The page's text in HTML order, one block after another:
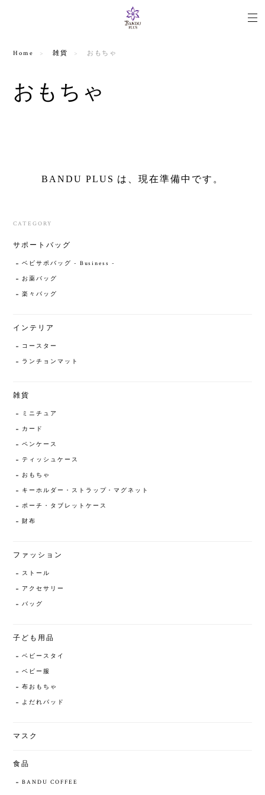
Home 雑貨 おもちゃ
おもちゃ
BANDU PLUS は、現在準備中です。
CATEGORY
サポートバッグ
ベビサポバッグ - Business -
お薬バッグ
楽々バッグ
インテリア
コースター
ランチョンマット
雑貨
ミニチュア
カード
ペンケース
ティッシュケース
おもちゃ
キーホルダー・ストラップ・マグネット
ポーチ・タブレットケース
財布
ファッション
ストール
アクセサリー
バッグ
子ども用品
ベビースタイ
ベビー服
布おもちゃ
よだれパッド
マスク
食品
BANDU COFFEE